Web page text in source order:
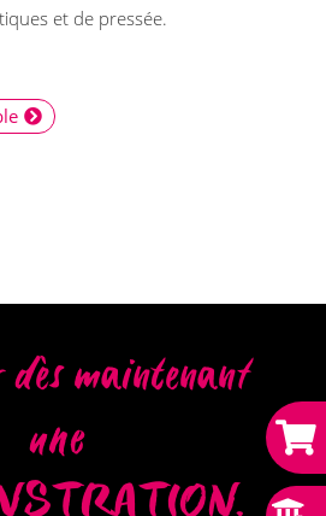
et de pressée.
maintenant
une